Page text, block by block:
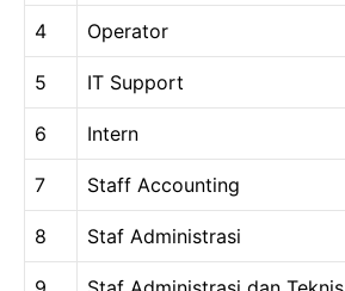
4 Operator
5 IT Support
6 Intern
7 Staff Accounting
8 Staf Administrasi